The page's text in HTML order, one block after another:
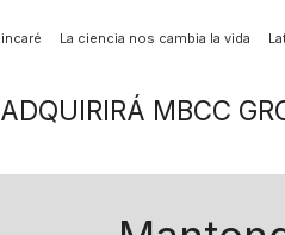
La ciencia nos cambia la vida